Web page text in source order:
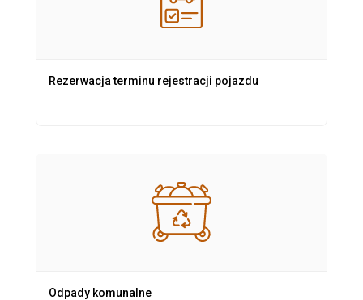
Rezerwacja terminu rejestracji pojazdu
Odpady komunalne